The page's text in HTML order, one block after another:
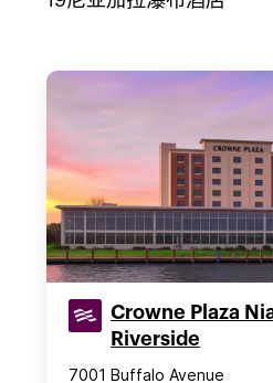
Crowne Plaza
Riverside
7001 Buffalo Avenue